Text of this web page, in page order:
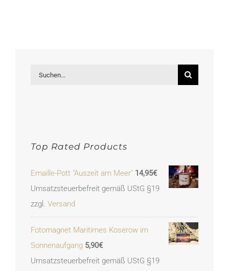
Suche
Top Rated Products
Emaille-Pott "Auszeit am Meer" 14,95€
Umsatzsteuerbefreit gemäß UStG §19
zzgl. Versand
Fotomagnet Maritimes Koserow im
Sonnenaufgang 5,90€
Umsatzsteuerbefreit gemäß UStG §19